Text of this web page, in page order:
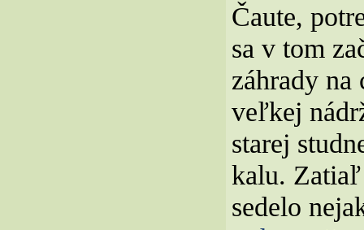
Čaute,
sa v tom
záhrady
veľkej
starej
kalu. Zatiaľ
sedelo